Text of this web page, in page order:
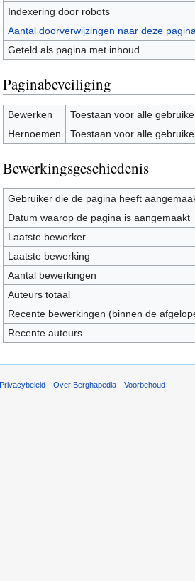
Indexering door robots
Aantal doorverwijzingen naar deze
Geteld als pagina met inhoud
Paginabeveiliging
Bewerken
Toestaan voor alle
Hernoemen
Toestaan voor alle
Bewerkingsgeschiedenis
Gebruiker die de pagina heeft
Datum waarop de pagina is aangemaakt
Laatste bewerker
Laatste bewerking
Aantal bewerkingen
Auteurs totaal
Recente bewerkingen (binnen de
Recente auteurs
Privacybeleid Over Berghapedia Voorbehoud